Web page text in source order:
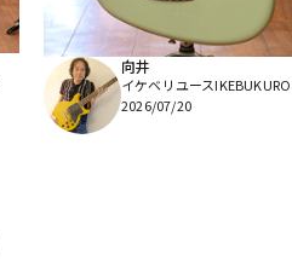
向井
イケベリユースIKEBUKURO
2026/07/20